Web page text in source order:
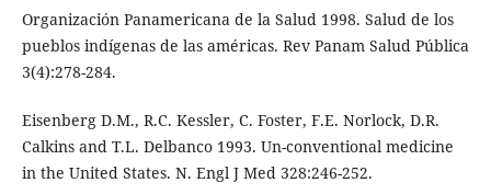
Organización Panamericana de la Salud 1998. Salud de los
pueblos indígenas de las américas. Rev Panam Salud Pública
3(4):278-284.
Eisenberg D.M., R.C. Kessler, C. Foster, F.E. Norlock, D.R.
Calkins and T.L. Delbanco 1993. Un-conventional medicine
in the United States. N. Engl J Med 328:246-252.